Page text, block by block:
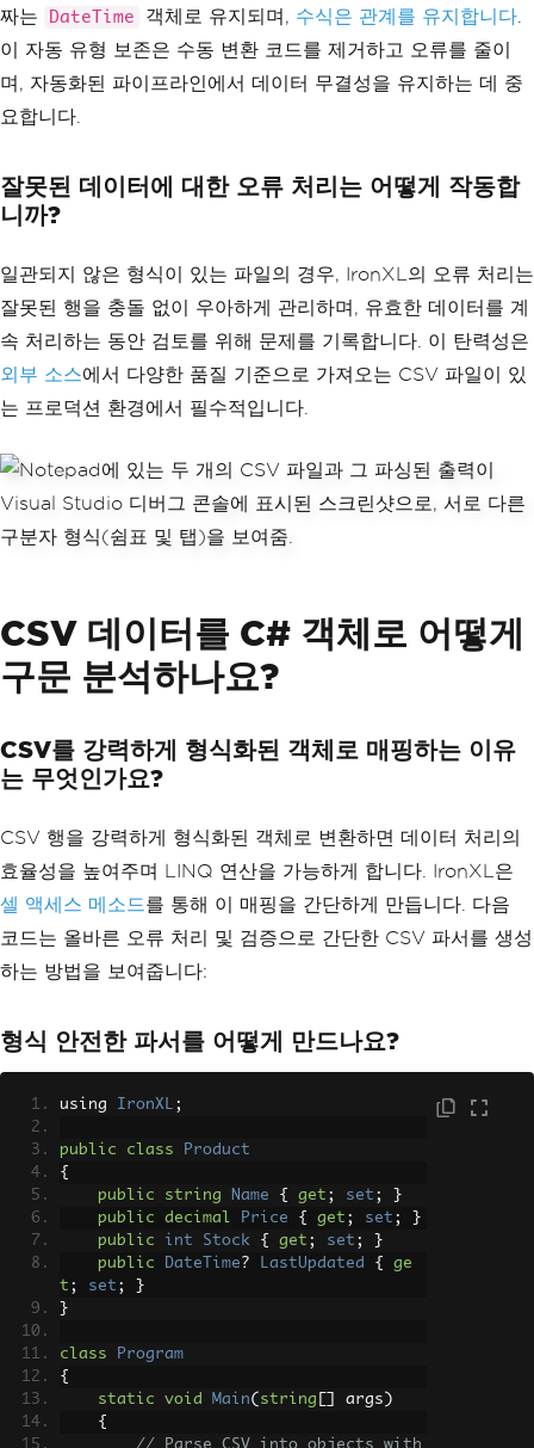
짜는
DateTime 객체로 유지되며, 수식은 관계를 유지합니다
이 자동 유형 보존은 수동 변환 코드를 제거하고 오류를 줄이
며, 자동화된 파이프라인에서 데이터 무결성을 유지하는 데 중
요합니다.
잘못된 데이터에 대한 오류 처리는 어떻게 작동합
니까?
일관되지 않은 형식이 있는 파일의 경우, IronXL의 오류 처리는
잘못된 행을 충돌 없이 우아하게 관리하며, 유효한 데이터를 계
속 처리하는 동안 검토를 위해 문제를 기록합니다. 이 탄력성은
외부 소스에서 다양한 품질 기준으로 가져오는 CSV 파일이 있
는 프로덕션 환경에서 필수적입니다.
CSV 데이터를 C# 객체로 어떻게
구문 분석하나요?
CSV를 강력하게 형식화된 객체로 매핑하는 이유
는 무엇인가요?
CSV 행을 강력하게 형식화된 객체로 변환하면 데이터 처리의
효율성을 높여주며 LINQ 연산을 가능하게 합니다. IronXL은
셀 액세스 메소드를 통해 이 매핑을 간단하게 만듭니다. 다음
코드는 올바른 오류 처리 및 검증으로 간단한 CSV 파서를 생성
하는 방법을 보여줍니다:
형식 안전한 파서를 어떻게 만드나요?
using IronXL ;
public class
Product
{
public
string Name { get ; set ;
}
public
decimal Price { get ; set ;
}
public
int Stock { get ; set ;
}
public
DateTime? LastUpdated {
ge
t ; set ;
}
}
class
Program
{
static
void Main( string args )
{